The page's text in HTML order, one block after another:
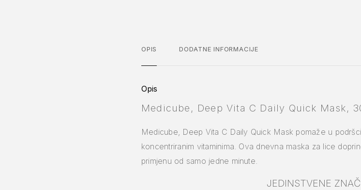
OPIS DODATNE INFORMACIJE
Opis
Medicube, Deep Vita C Daily Quick Mask,
Medicube, Deep Vita C Daily Quick Mask pomaže u
koncentriranim vitaminima. Ova dnevna maska za lice
primjenu od samo jedne minute.
JEDINSTVENE